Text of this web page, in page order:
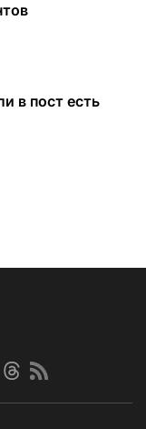
в пост есть